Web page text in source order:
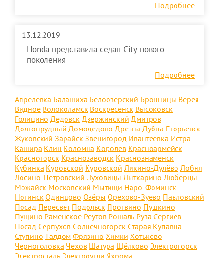
Подробнее
13.12.2019
Honda представила седан City нового
поколения
Подробнее
Апрелевка Балашиха Белоозерский Бронницы Верея
Видное Волоколамск Воскресенск Высоковск
Голицино Дедовск Дзержинский Дмитров
Долгопрудный Домодедово Дрезна Дубна Егорьевск
Жуковский Зарайск Звенигород Ивантеевка Истра
Кашира Клин Коломна Королев Красноармейск
Красногорск Краснозаводск Краснознаменск
Кубинка Куровской Куровской Ликино-Дулёво Лобня
Лосино-Петровский Луховицы Лыткарино Люберцы
Можайск Московский Мытищи Наро-Фоминск
Ногинск Одинцово Озёры Орехово-Зуево Павловский
Посад Пересвет Подольск Протвино Пушкино
Пущино Раменское Реутов Рошаль Руза Сергиев
Посад Серпухов Солнечногорск Старая Купавна
Ступино Талдом Фрязино Химки Хотьково
Черноголовка Чехов Шатура Щёлково Электрогорск
Электросталь Электроугли Яхрома